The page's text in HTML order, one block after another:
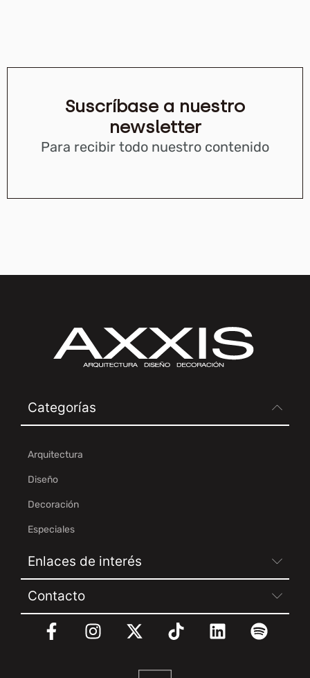
Suscríbase a nuestro
newsletter
Para recibir todo nuestro contenido
Categorías
Arquitectura
Diseño
Decoración
Especiales
Enlaces de interés
Contacto